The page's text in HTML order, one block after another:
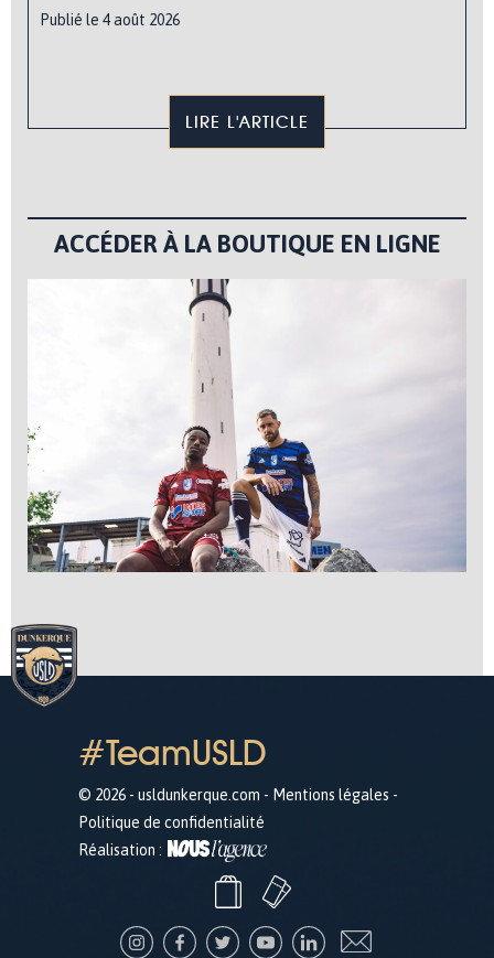
Publié le 4 août 2026
LIRE L'ARTICLE
ACCÉDER À LA BOUTIQUE EN LIGNE
#TeamUSLD
© 2026 - usldunkerque.com - Mentions légales -
Politique de confidentialité
Réalisation :